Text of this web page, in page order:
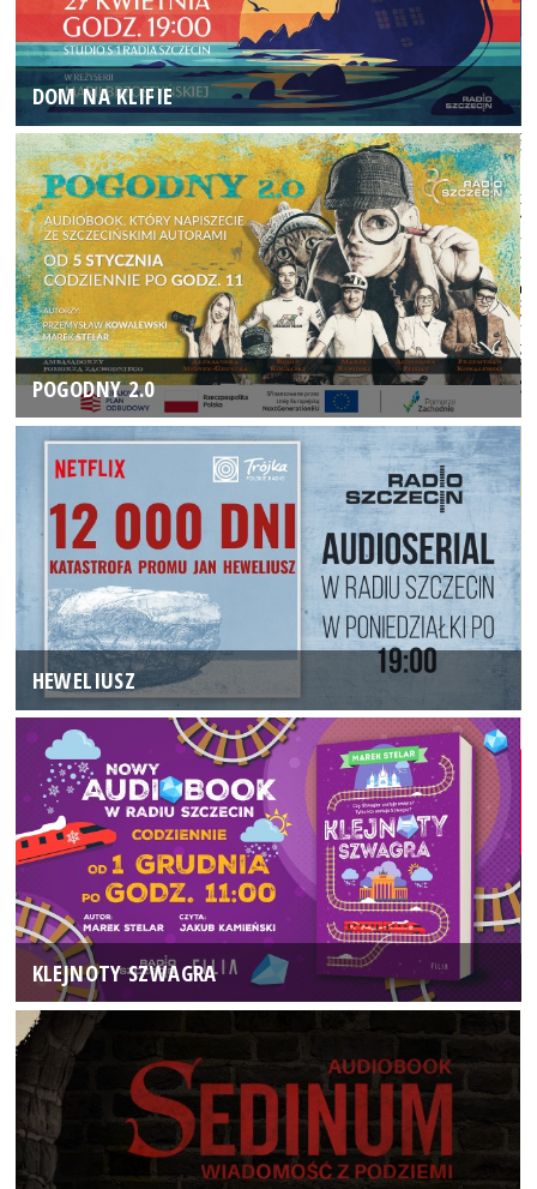
DOM NA KLIFIE
POGODNY 2.0
HEWELIUSZ
KLEJNOTY SZWAGRA